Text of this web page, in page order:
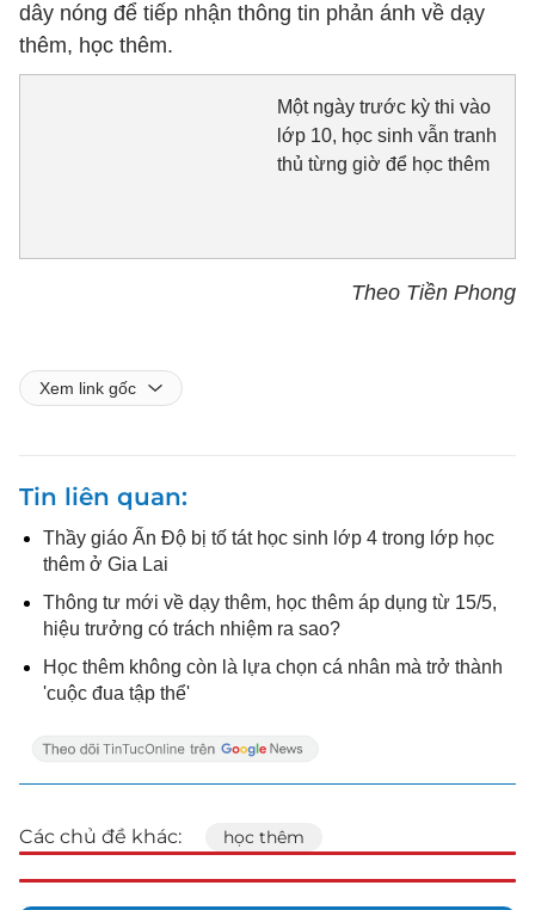
dây nóng để tiếp nhận thông tin phản ánh về dạy
thêm, học thêm.
Một ngày trước kỳ thi vào
lớp 10, học sinh vẫn tranh
thủ từng giờ để học thêm
Theo Tiền Phong
Xem link gốc
Tin liên quan
Thầy giáo Ấn Độ bị tố tát học sinh lớp 4 trong lớp học
thêm ở Gia Lai
Thông tư mới về dạy thêm, học thêm áp dụng từ 15/5,
hiệu trưởng có trách nhiệm ra sao?
Học thêm không còn là lựa chọn cá nhân mà trở thành
'cuộc đua tập thể'
Các chủ đề khác: học thêm